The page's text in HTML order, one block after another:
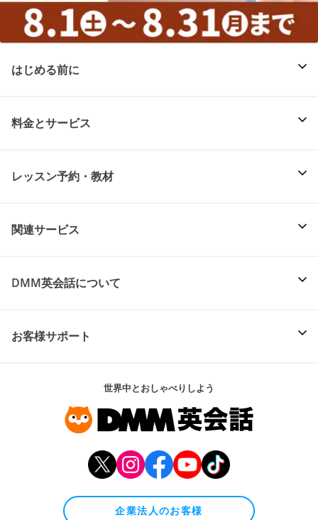
はじめる前に
料金とサービス
レッスン予約・教材
関連サービス
DMM英会話について
お客様サポート
世界中とおしゃべりしよう
企業法人のお客様